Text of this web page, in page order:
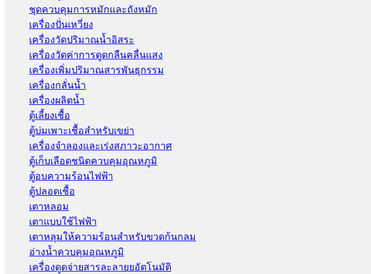
ชุดควบคุมการหมักและถังหมัก
เครื่องปั่นเหวี่ยง
เครื่องวัดปริมาณน้ำอิสระ
เครื่องวัดค่าการดูดกลืนคลื่นแสง
เครื่องเพิ่มปริมาณสารพันธุกรรม
เครื่องกลั่นน้ำ
เครื่องผลิตน้ำ
ตู้เลี้ยงเชื้อ
ตู้บ่มเพาะเชื้อสำหรับเขย่า
เครื่องจำลองและเร่งสภาวะอากาศ
ตู้เก็บเลือดชนิดควบคุมอุณหภูมิ
ตู้อบความร้อนไฟฟ้า
ตู้ปลอดเชื้อ
เตาหลอม
เตาแบบใช้ไฟฟ้า
เตาหลุมให้ความร้อนสำหรับขวดก้นกลม
อ่างน้ำควบคุมอุณหภูมิ
เครื่องดูดจ่ายสารละลายยอัตโนมัติ